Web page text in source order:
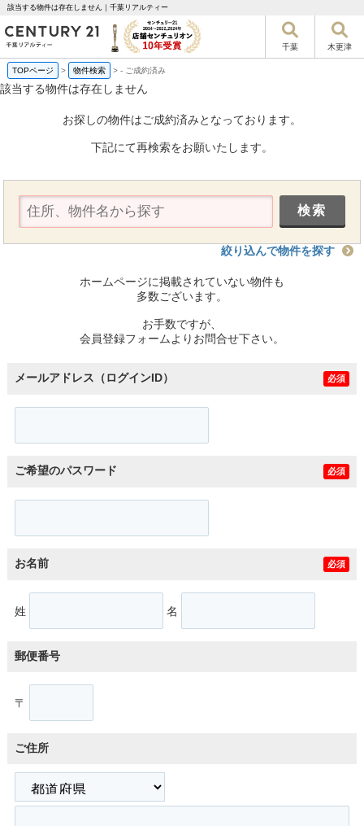
該当する物件は存在しません｜千葉リアルティー
千葉 木更津
TOPページ > 物件検索 >- ご成約済み
該当する物件は存在しません
お探しの物件はご成約済みとなっております。
下記にて再検索をお願いたします。
絞り込んで物件を探す
ホームページに掲載されていない物件も
多数ございます。
お手数ですが、
会員登録フォームよりお問合せ下さい。
メールアドレス（ログインID） 必須
ご希望のパスワード 必須
お名前 必須
姓 名
郵便番号
〒
ご住所